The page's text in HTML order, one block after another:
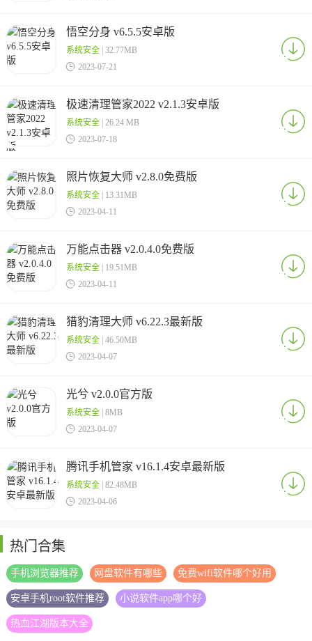
悟空分身 v6.5.5安卓版
系统安全| 32.77MB
 2023-07-21
极速清理管家2022 v2.1.3安卓版
系统安全| 26.24 MB
 2023-07-18
照片恢复大师 v2.8.0免费版
系统安全| 13.31MB
 2023-04-11
万能点击器 v2.0.4.0免费版
系统安全| 19.51MB
 2023-04-11
猎豹清理大师 v6.22.3最新版
系统安全| 46.50MB
 2023-04-07
光兮 v2.0.0官方版
系统安全| 8MB
 2023-04-07
腾讯手机管家 v16.1.4安卓最新版
系统安全| 82.48MB
 2023-04-06
热门合集
手机浏览器推荐 网盘软件有哪些 免费wifi软件哪个好用
安卓手机root软件推荐 小说软件app哪个好
热血江湖版本大全